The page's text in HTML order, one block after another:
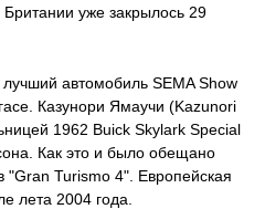
уже закрылось 29
автомобиль SEMA Show
Казунори Ямаучи (Kazunori
1962 Buick Skylark Special
Как это и было обещано
"Gran Turismo 4". Европейская
лета 2004 года.